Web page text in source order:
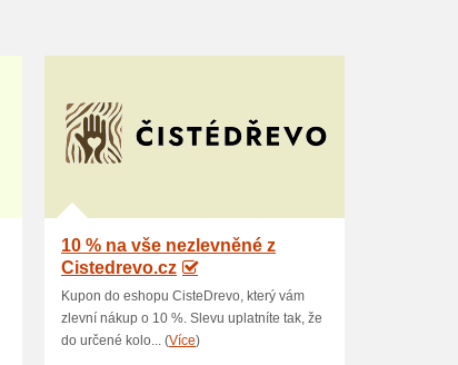
10 % na vše nezlevněné z
Cistedrevo.cz
Kupon do eshopu CisteDrevo, který vám
zlevní nákup o 10 %. Slevu uplatníte tak, že
do určené kolo... (Více)